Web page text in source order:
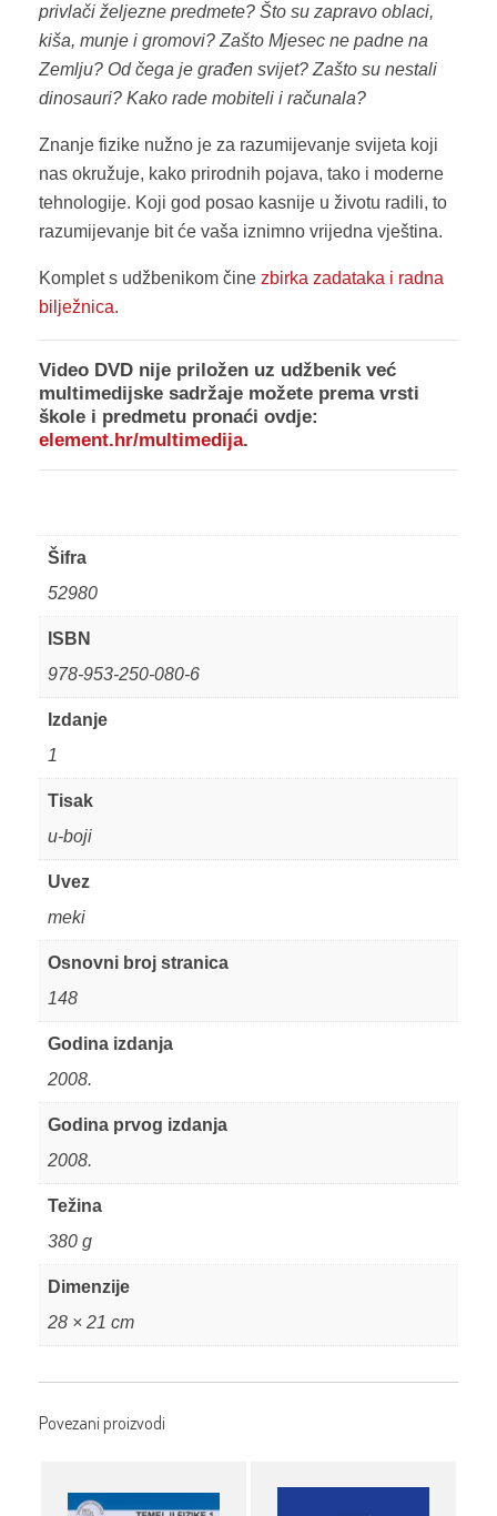
privlači željezne predmete? Što su zapravo oblaci,
kiša, munje i gromovi? Zašto Mjesec ne padne na
Zemlju? Od čega je građen svijet? Zašto su nestali
dinosauri? Kako rade mobiteli i računala?
Znanje fizike nužno je za razumijevanje svijeta koji
nas okružuje, kako prirodnih pojava, tako i moderne
tehnologije. Koji god posao kasnije u životu radili, to
razumijevanje bit će vaša iznimno vrijedna vještina.
Komplet s udžbenikom čine zbirka zadataka i radna
bilježnica.
Video DVD nije priložen uz udžbenik već
multimedijske sadržaje možete prema vrsti
škole i predmetu pronaći ovdje:
element.hr/multimedija.
Šifra
52980
ISBN
978-953-250-080-6
Izdanje
1
Tisak
u-boji
Uvez
meki
Osnovni broj stranica
148
Godina izdanja
2008.
Godina prvog izdanja
2008.
Težina
380 g
Dimenzije
28 × 21 cm
Povezani proizvodi